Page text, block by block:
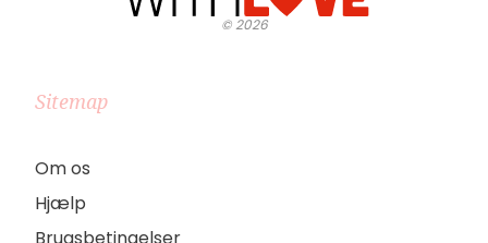
©2026
Sitemap
Om os
Hjælp
Brugsbetingelser